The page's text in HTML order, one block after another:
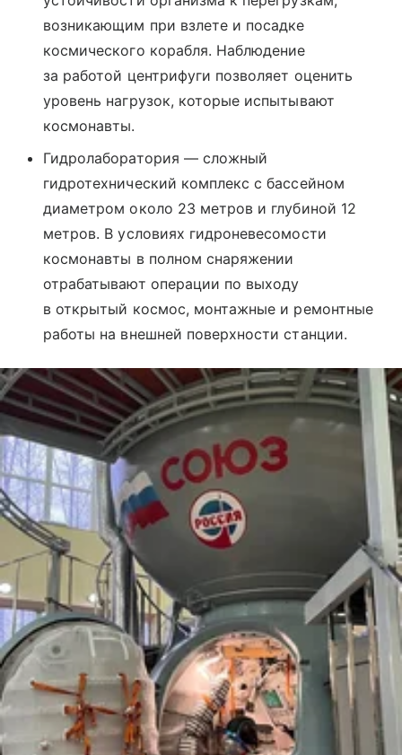
возникающим при взлете и посадке
космического корабля. Наблюдение
за работой центрифуги позволяет оценить
уровень нагрузок, которые испытывают
космонавты.
Гидролаборатория — сложный
гидротехнический комплекс с бассейном
диаметром около 23 метров и глубиной 12
метров. В условиях гидроневесомости
космонавты в полном снаряжении
отрабатывают операции по выходу
в открытый космос, монтажные и ремонтные
работы на внешней поверхности станции.